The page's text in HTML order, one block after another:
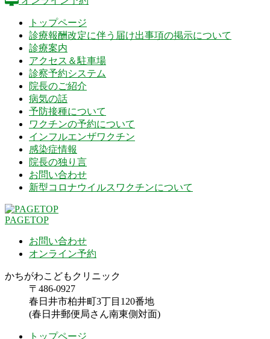
トップページ
診療報酬改定に伴う届け出事項の掲示について
診療案内
アクセス＆駐車場
診察予約システム
院長のご紹介
病気の話
予防接種について
ワクチンの予約について
インフルエンザワクチン
感染症情報
院長の独り言
お問い合わせ
新型コロナウイルスワクチンについて
PAGETOP
お問い合わせ
オンライン予約
かちがわこどもクリニック
〒486-0927
春日井市柏井町3丁目120番地
(春日井郵便局さん南東側対面)
トップページ